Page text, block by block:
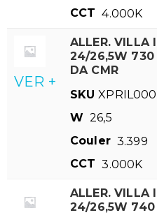
CCT 4.000K
VER +
ALLER. VILLA
24/26,5W 730
DA CMR
SKU
W 26,5
Couler 3.399
CCT 3.000K
ALLER. VILLA
24/26,5W 740